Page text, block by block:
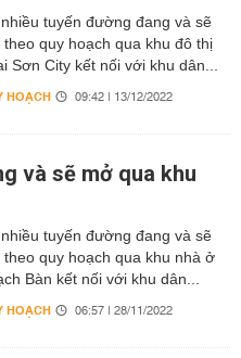
tuyến đường đang và sẽ
theo quy hoạch qua khu đô thị
Sơn City kết nối với khu dân...
HOẠCH 09:42 | 13/12/2022
và sẽ mở qua khu
tuyến đường đang và sẽ
theo quy hoạch qua khu nhà ở
Bàn kết nối với khu dân...
HOẠCH 06:57 | 28/11/2022